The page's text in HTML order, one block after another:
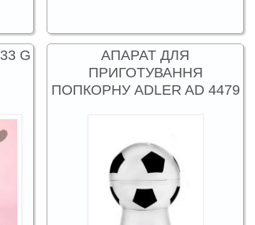
G
АПАРАТ ДЛЯ
ПРИГОТУВАННЯ
ПОПКОРНУ ADLER AD 4479